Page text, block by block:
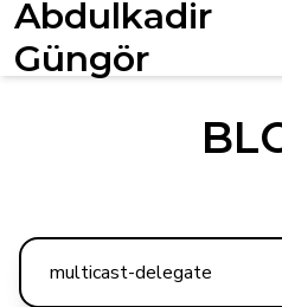
Abdulkadir
Güngör